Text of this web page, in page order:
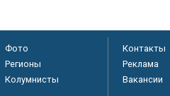
Фото
Регионы
Колумнисты
Контакты
Реклама
Вакансии